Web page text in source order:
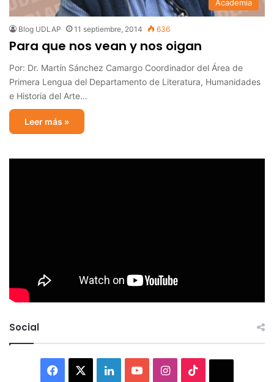
Academia
Blog UDLAP 11 septiembre, 2014 636
Para que nos vean y nos oigan
Por: Dr. Martín Sánchez Camargo Coordinador del Área de
Primera Lengua del Departamento de Literatura, Humanidades
e Historia del Arte…
Leer más »
Social
Facebook LinkedInYouTubeInstagram